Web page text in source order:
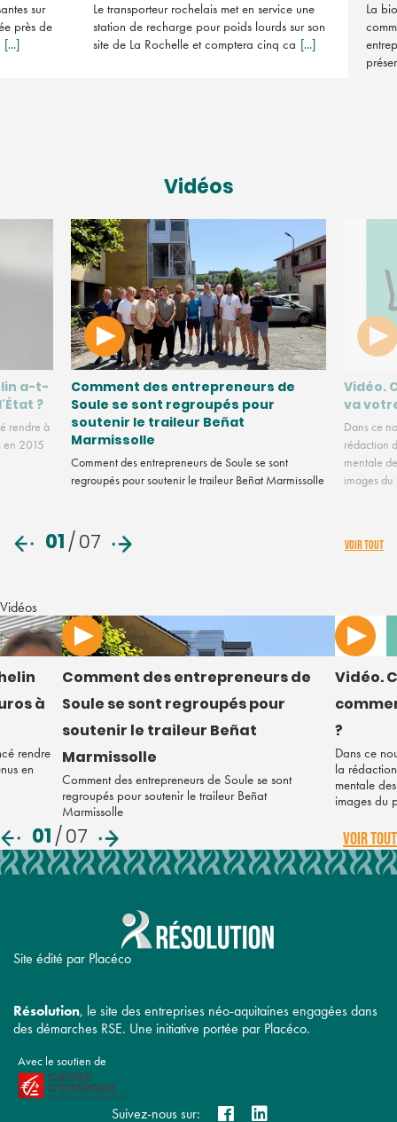
sur
près de
[...]
Le transporteur rochelais met en service une
station de recharge pour poids lourds sur son
site de La Rochelle et comptera cinq ca [...]
La
Vidéos
a-t-
?
rendre à
en 2015
Comment des entrepreneurs de
Soule se sont regroupés pour
soutenir le traileur Beñat
Marmissolle
Comment des entrepreneurs de Soule se sont
regroupés pour soutenir le traileur Beñat Marmissolle
Vidéo.
va
Dans ce
rédaction
mentale
images
01/07 VOIR TOUT
Vidéos
à
rendre
en
Comment des entrepreneurs de
Soule se sont regroupés pour
soutenir le traileur Beñat
Marmissolle
Comment des entrepreneurs de Soule se sont
regroupés pour soutenir le traileur Beñat
Marmissolle
Vidéo.
?
Dans ce
la
mentale
images du
01/07 VOIR TOUT
Site édité par Placéco
Résolution, le site des entreprises néo-aquitaines engagées dans
des démarches RSE. Une initiative portée par Placéco.
Avec le soutien de
Suivez-nous sur: